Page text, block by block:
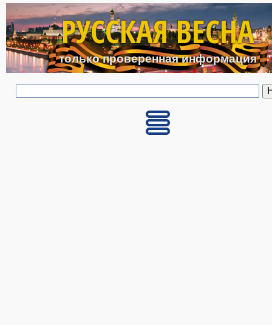
Перейти к основному
РУССКАЯ ВЕСНА
только проверенная информация